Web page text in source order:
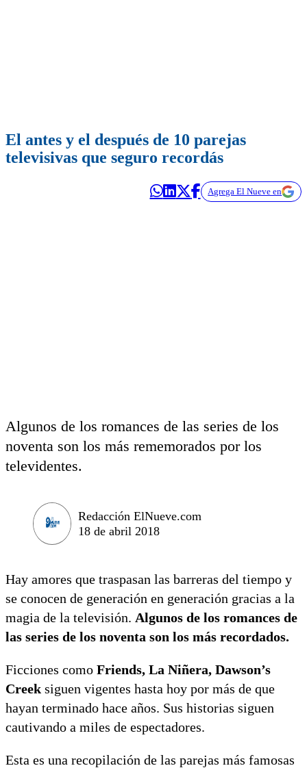
El antes y el después de 10 parejas
televisivas que seguro recordás
Agrega El Nueve en
Algunos de los romances de las series de los
noventa son los más rememorados por los
televidentes.
Redacción ElNueve.com
18 de abril 2018
Hay amores que traspasan las barreras del tiempo y
se conocen de generación en generación gracias a la
magia de la televisión. Algunos de los romances de
las series de los noventa son los más recordados.
Ficciones como Friends, La Niñera, Dawson’s
Creek siguen vigentes hasta hoy por más de que
hayan terminado hace años. Sus historias siguen
cautivando a miles de espectadores.
Esta es una recopilación de las parejas más famosas